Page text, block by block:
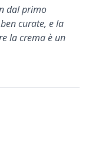
dal primo
curate, e la
la crema è un